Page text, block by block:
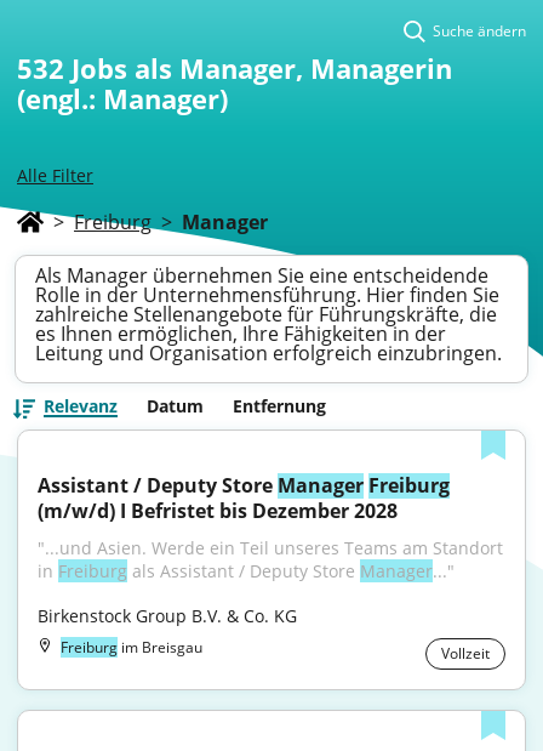
Alle Filter
Suche ändern
532 Jobs als Manager, Managerin
(engl.: Manager)
> Freiburg > Manager
Als Manager übernehmen Sie eine entscheidende
Rolle in der Unternehmensführung. Hier finden Sie
zahlreiche Stellenangebote für Führungskräfte, die
es Ihnen ermöglichen, Ihre Fähigkeiten in der
Leitung und Organisation erfolgreich einzubringen.
Relevanz Datum Entfernung
Assistant / Deputy Store Manager Freiburg
(m/w/d) I Befristet bis Dezember 2028
"...und Asien. Werde ein Teil unseres Teams am Standort
in Freiburg als Assistant / Deputy Store Manager..."
Birkenstock Group B.V. & Co. KG
Freiburg im Breisgau Vollzeit